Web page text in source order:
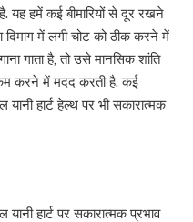
यह हमें कई बीमारियों से दूर रखने
दिमाग में लगी चोट को ठीक करने में
गाता है, तो उसे मानसिक शांति
कम करने में मदद करती है. कई
यानी हार्ट हेल्थ पर भी सकारात्मक
यानी हार्ट पर सकारात्मक प्रभाव